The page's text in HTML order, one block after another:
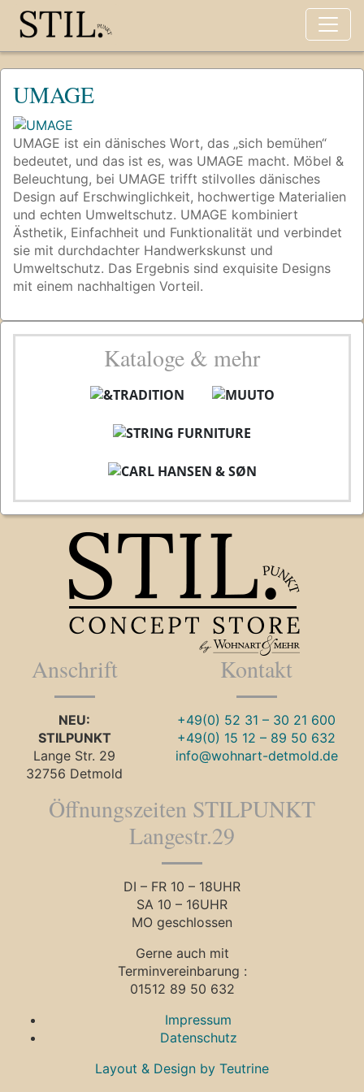
UMAGE
UMAGE ist ein dänisches Wort, das „sich bemühen“
bedeutet, und das ist es, was UMAGE macht. Möbel &
Beleuchtung, bei UMAGE trifft stilvolles dänisches
Design auf Erschwinglichkeit, hochwertige Materialien
und echten Umweltschutz. UMAGE kombiniert
Ästhetik, Einfachheit und Funktionalität und verbindet
sie mit durchdachter Handwerkskunst und
Umweltschutz. Das Ergebnis sind exquisite Designs
mit einem nachhaltigen Vorteil.
Kataloge & mehr
Anschrift
NEU:
STILPUNKT
Lange Str. 29
32756 Detmold
Kontakt
+49(0) 52 31 – 30 21 600
+49(0) 15 12 – 89 50 632
info@wohnart-detmold.de
Öffnungszeiten STILPUNKT
Langestr.29
DI – FR 10 – 18UHR
SA 10 – 16UHR
MO geschlossen
Gerne auch mit
Terminvereinbarung :
01512 89 50 632
Impressum
Datenschutz
Layout & Design by Teutrine